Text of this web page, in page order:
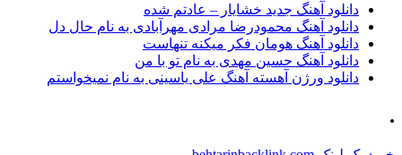
دانلود آهنگ جدید خشایار – عادتم شده
دانلود آهنگ محمودرضا مرادی مهرآبادی به نام حال دل
دانلود آهنگ هومان فکر میکنه تنهاست
دانلود آهنگ حسین مهدی به نام تو با من
دانلود ورژن آهسته آهنگ علی یاسینی به نام نمیخواستم
.